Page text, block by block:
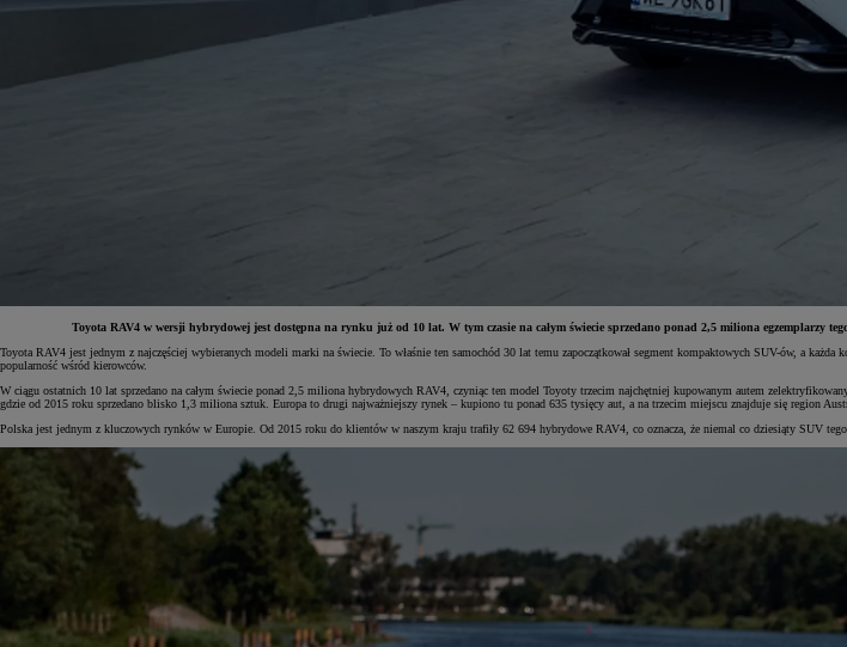
Od81 900 zł
Yaris Cross
HYBRID
Toyota RAV4 w wersji hybrydowej jest dostępna na rynku już od 10 lat. W tym czasie na całym świecie sprzedano ponad 2,5 miliona egzemplarzy
Toyota RAV4 jest jednym z najczęściej wybieranych modeli marki na świecie. To właśnie ten samochód 30 lat temu zapoczątkował segment kompaktowych SUV-ów, a
popularność wśród kierowców.
W ciągu ostatnich 10 lat sprzedano na całym świecie ponad 2,5 miliona hybrydowych RAV4, czyniąc ten model Toyoty trzecim najchętniej kupowanym autem
gdzie od 2015 roku sprzedano blisko 1,3 miliona sztuk. Europa to drugi najważniejszy rynek – kupiono tu ponad 635 tysięcy aut, a na trzecim miejscu znajduje się region
Polska jest jednym z kluczowych rynków w Europie. Od 2015 roku do klientów w naszym kraju trafiły 62 694 hybrydowe RAV4, co oznacza, że niemal co dziesiąty SUV